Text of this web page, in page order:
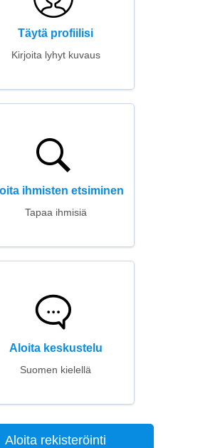
Täytä profiilisi
Kirjoita lyhyt kuvaus
ihmisten etsiminen
Tapaa ihmisiä
Aloita keskustelu
Suomen kielellä
Aloita rekisteröinti